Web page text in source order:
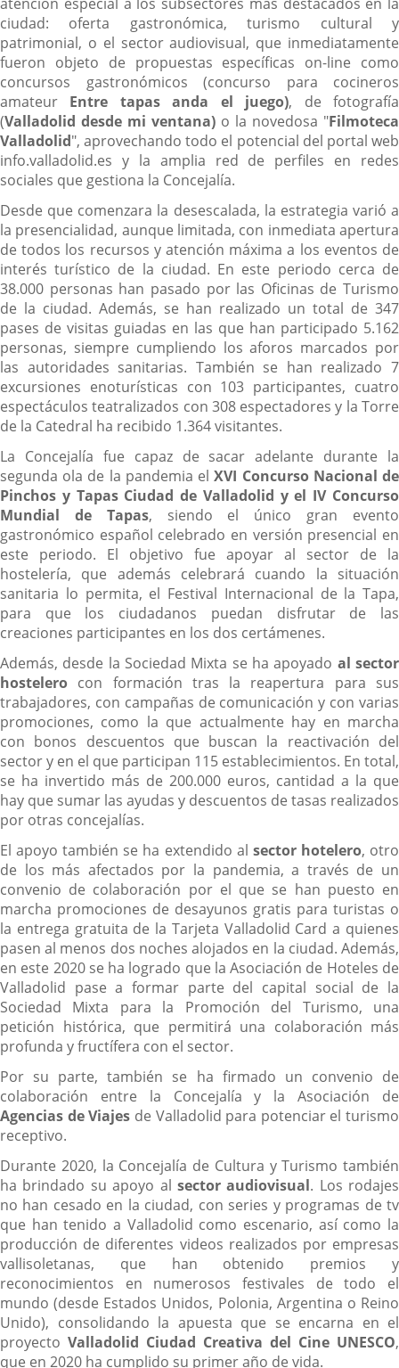
ciudad: oferta gastronómica, turismo cultural y
patrimonial, o el sector audiovisual, que inmediatamente
fueron objeto de propuestas específicas on-line como
concursos gastronómicos (concurso para cocineros
amateur Entre tapas anda el juego), de fotografía
(Valladolid desde mi ventana) o la novedosa "Filmoteca
Valladolid", aprovechando todo el potencial del portal web
info.valladolid.es y la amplia red de perfiles en redes
sociales que gestiona la Concejalía.
Desde que comenzara la desescalada, la estrategia varió a
la presencialidad, aunque limitada, con inmediata apertura
de todos los recursos y atención máxima a los eventos de
interés turístico de la ciudad. En este periodo cerca de
38.000 personas han pasado por las Oficinas de Turismo
de la ciudad. Además, se han realizado un total de 347
pases de visitas guiadas en las que han participado 5.162
personas, siempre cumpliendo los aforos marcados por
las autoridades sanitarias. También se han realizado 7
excursiones enoturísticas con 103 participantes, cuatro
espectáculos teatralizados con 308 espectadores y la Torre
de la Catedral ha recibido 1.364 visitantes.
La Concejalía fue capaz de sacar adelante durante la
segunda ola de la pandemia elXVI Concurso Nacional de
Pinchos y Tapas Ciudad de Valladolid y el IV Concurso
Mundial de Tapas, siendo el único gran evento
gastronómico español celebrado en versión presencial en
este periodo. El objetivo fue apoyar al sector de la
hostelería, que además celebrará cuando la situación
sanitaria lo permita, el Festival Internacional de la Tapa,
para que los ciudadanos puedan disfrutar de las
creaciones participantes en los dos certámenes.
Además, desde la Sociedad Mixta se ha apoyado al sector
hostelero con formación tras la reapertura para sus
trabajadores, con campañas de comunicación y con varias
promociones, como la que actualmente hay en marcha
con bonos descuentos que buscan la reactivación del
sector y en el que participan 115 establecimientos. En total,
se ha invertido más de 200.000 euros, cantidad a la que
hay que sumar las ayudas y descuentos de tasas realizados
por otras concejalías.
El apoyo también se ha extendido al sector hotelero, otro
de los más afectados por la pandemia, a través de un
convenio de colaboración por el que se han puesto en
marcha promociones de desayunos gratis para turistas o
la entrega gratuita de la Tarjeta Valladolid Card a quienes
pasen al menos dos noches alojados en la ciudad. Además,
en este 2020 se ha logrado que la Asociación de Hoteles de
Valladolid pase a formar parte del capital social de la
Sociedad Mixta para la Promoción del Turismo, una
petición histórica, que permitirá una colaboración más
profunda y fructífera con el sector.
Por su parte, también se ha firmado un convenio de
colaboración entre la Concejalía y la Asociación de
Agencias de Viajes de Valladolid para potenciar el turismo
receptivo.
Durante 2020, la Concejalía de Cultura y Turismo también
ha brindado su apoyo al sector audiovisual. Los rodajes
no han cesado en la ciudad, con series y programas de tv
que han tenido a Valladolid como escenario, así como la
producción de diferentes videos realizados por empresas
vallisoletanas, que han obtenido premios y
reconocimientos en numerosos festivales de todo el
mundo (desde Estados Unidos, Polonia, Argentina o Reino
Unido), consolidando la apuesta que se encarna en el
proyecto Valladolid Ciudad Creativa del Cine UNESCO,
que en 2020 ha cumplido su primer año de vida.